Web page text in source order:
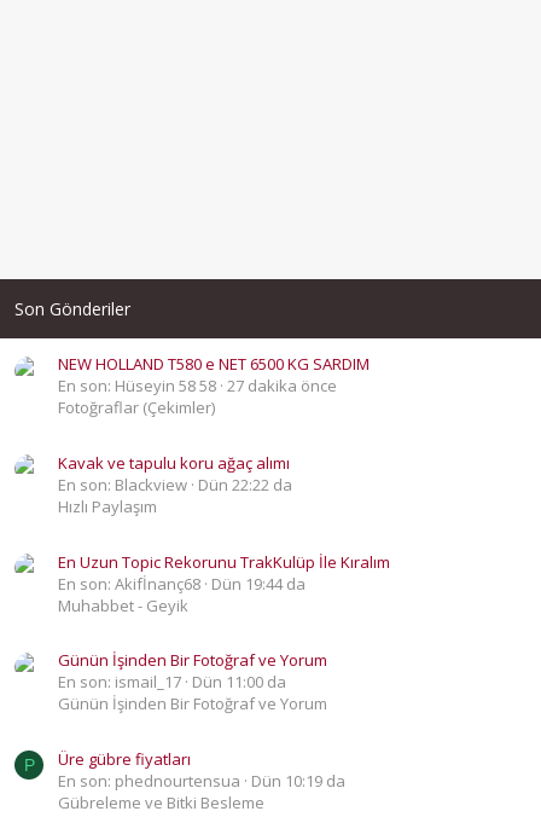
Son Gönderiler
NEW HOLLAND T580 e NET 6500 KG SARDIM
En son: Hüseyin 58 58 27 dakika önce
Fotoğraflar (Çekimler)
Kavak ve tapulu koru ağaç alımı
En son: Blackview Dün 22:22 da
Hızlı Paylaşım
En Uzun Topic Rekorunu TrakKulüp İle Kıralım
En son: Akifİnanç68 Dün 19:44 da
Muhabbet - Geyik
Günün İşinden Bir Fotoğraf ve Yorum
En son: ismail_17 Dün 11:00 da
Günün İşinden Bir Fotoğraf ve Yorum
P
Üre gübre fiyatları
En son: phednourtensua
Dün 10:19 da
Gübreleme ve Bitki Besleme